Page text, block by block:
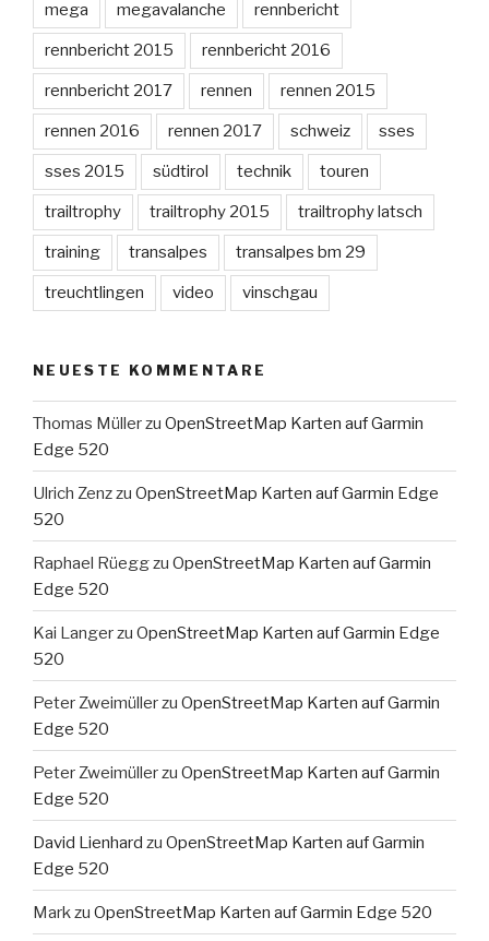
mega megavalanche rennbericht
rennbericht 2015 rennbericht 2016
rennbericht 2017 rennen rennen 2015
rennen 2016 rennen 2017 schweiz sses
sses 2015 südtirol technik touren
trailtrophy trailtrophy 2015 trailtrophy latsch
training transalpes transalpes bm 29
treuchtlingen video vinschgau
NEUESTE KOMMENTARE
Thomas Müllerzu OpenStreetMap Karten auf Garmin
Edge 520
Ulrich Zenzzu OpenStreetMap Karten auf Garmin Edge
520
Raphael Rüeggzu OpenStreetMap Karten auf Garmin
Edge 520
Kai Langerzu OpenStreetMap Karten auf Garmin Edge
520
Peter Zweimüllerzu OpenStreetMap Karten auf Garmin
Edge 520
Peter Zweimüllerzu OpenStreetMap Karten auf Garmin
Edge 520
David Lienhard zu OpenStreetMap Karten auf Garmin
Edge 520
Mark zu OpenStreetMap Karten auf Garmin Edge 520